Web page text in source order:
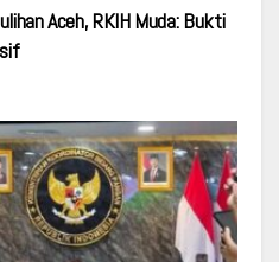
Aceh, RKIH Muda: Bukti